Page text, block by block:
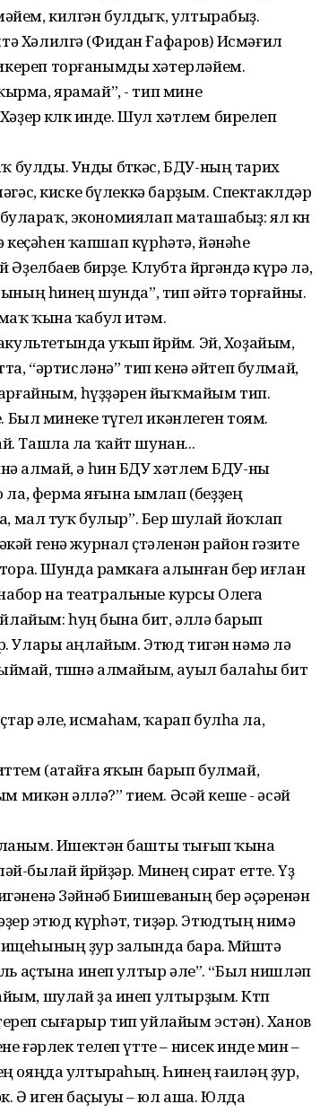
килгән булдыҡ, ултырабыҙ.
Хәлилгә (Фидан Ғафаров) Исмәғил
торғанымды хәтерләйем.
ярамай”, - тип мине
көлкө инде. Шул хәтлем бирелеп
Унды бөткәс, БДУ-ның тарих
киске бүлеккә барҙым. Спектаклдәр
экономиялап маташабыҙ: ял көнө
кеҫәһен ҡапшап күрһәтә, йәнәһе
бирҙе. Клубта йөрөгәндә күрә лә,
һинең шунда”, тип әйтә торғайны.
ҡына ҡабул итәм.
уҡып йөрөйөм. Эй, Хоҙайым,
“әртисләнә” тип кенә әйтеп булмай,
һүҙҙәрен йыҡмайым тип.
Был минеке түгел икәнлеген тоям.
Ташла ла ҡайт шунан...
алмай, ә һин БДУ хәтлем БДУ-ны
ферма яғына ымлап (беҙҙең
мал туҡ булыр”. Бер шулай йоҡлап
генә журнал өҫтәленән район гәзите
Шунда рамкаға алынған бер иғлан
на театральные курсы Олега
һуң бына бит, әллә барып
Улары аңлайым. Этюд тигән нәмә лә
төшөнә алмайым, ауыл балаһы бит
әле, исмаһам, ҡарап булһа ла,
(атайға яҡын барып булмай,
микән әллә?” тием. Әсәй кеше - әсәй
Ишектән башты тығып ҡына
былай йөрөйҙәр. Минең сират етте. Үҙ
Зәйнәб Биишеваның бер әҫәренән
этюд күрһәт, тиҙәр. Этюдтың нимә
ҙур залында бара. Мөйөштә
аҫтына инеп ултыр әле”. “Был нишләп
шулай ҙа инеп ултырҙым. Көтөп
сығарыр тип уйлайым эстән). Ханов
ғәрлек телеп үтте – нисек инде мин –
ояңда ултыраһың. Һинең ғаиләң ҙур,
Ә иген баҫыуы – юл аша. Юлда